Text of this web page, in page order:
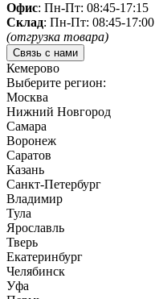
Офис: Пн-Пт: 08:45-17:15
Склад: Пн-Пт: 08:45-17:00
(отгрузка товара)
Связь с нами
Кемерово
Выберите регион:
Москва
Нижний Новгород
Самара
Воронеж
Саратов
Казань
Санкт-Петербург
Владимир
Тула
Ярославль
Тверь
Екатеринбург
Челябинск
Уфа